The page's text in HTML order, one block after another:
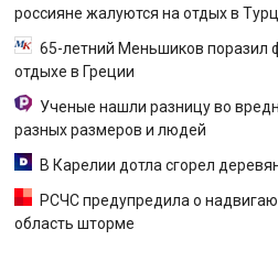
россияне жалуются на отдых в
65-летний Меньшиков поразил
отдыхе в Греции
Ученые нашли разницу во
разных размеров и людей
В Карелии дотла сгорел
РСЧС предупредила о
область шторме